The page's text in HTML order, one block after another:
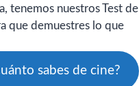
tenemos nuestros Test de
que demuestres lo que
sabes de cine?